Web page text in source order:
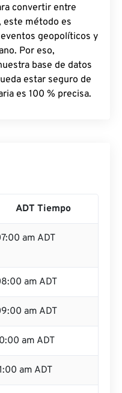
convertir entre
este método es
geopolíticos y
Por eso,
base de datos
estar seguro de
es 100 % precisa.
ADT Tiempo
am ADT
am ADT
am ADT
am ADT
am ADT